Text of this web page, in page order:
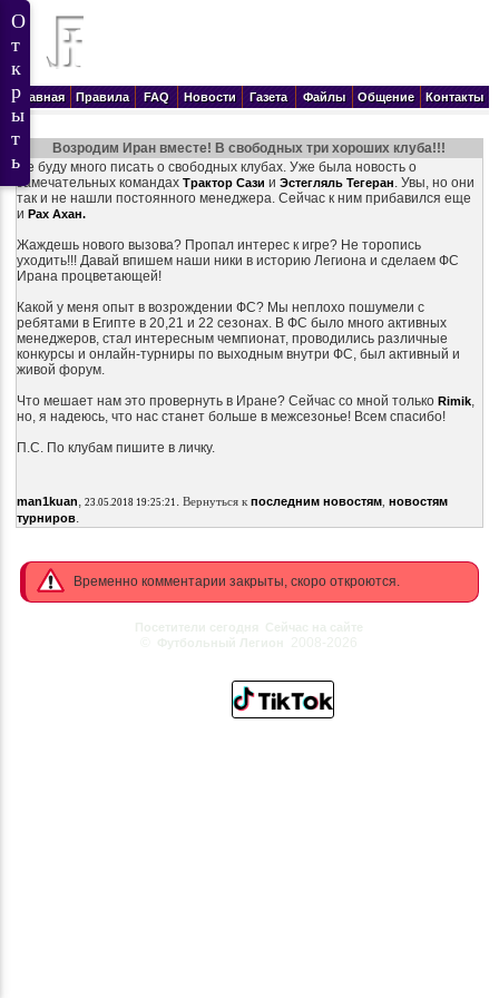
Главная Правила FAQ Новости Газета Файлы Общение Контакты
Возродим Иран вместе! В свободных три хороших клуба!!!
Не буду много писать о свободных клубах. Уже была новость о
замечательных командах Трактор Сази и Эстегляль Тегеран. Увы, но они
так и не нашли постоянного менеджера. Сейчас к ним прибавился еще
и Рах Ахан.
Жаждешь нового вызова? Пропал интерес к игре? Не торопись
уходить!!! Давай впишем наши ники в историю Легиона и сделаем ФС
Ирана процветающей!
Какой у меня опыт в возрождении ФС? Мы неплохо пошумели с
ребятами в Египте в 20,21 и 22 сезонах. В ФС было много активных
менеджеров, стал интересным чемпионат, проводились различные
конкурсы и онлайн-турниры по выходным внутри ФС, был активный и
живой форум.
Что мешает нам это провернуть в Иране? Сейчас со мной только Rimik,
но, я надеюсь, что нас станет больше в межсезонье! Всем спасибо!
П.С. По клубам пишите в личку.
man1kuan, 23.05.2018 19:25:21 . Вернуться к последним новостям, новостям
турниров.
Временно комментарии закрыты, скоро откроются.